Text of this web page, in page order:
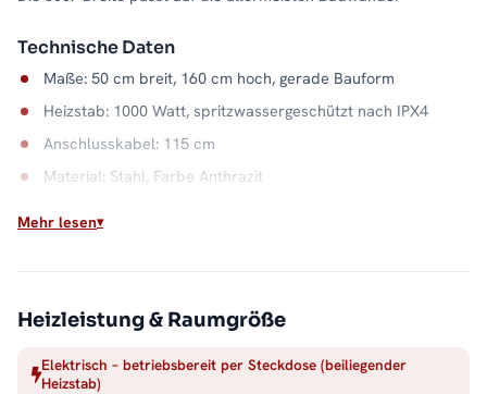
Technische Daten
Maße: 50 cm breit, 160 cm hoch, gerade Bauform
Heizstab: 1000 Watt, spritzwassergeschützt nach IPX4
Anschlusskabel: 115 cm
Material: Stahl, Farbe Anthrazit
liegt, genügt diesem Badheizkörper eine Stromquelle.
Größen und Ausführungen finden Sie in der Kategorie
Mehr lesen
Heizleistung & Raumgröße
Elektrisch – betriebsbereit per Steckdose (beiliegender
Heizstab)